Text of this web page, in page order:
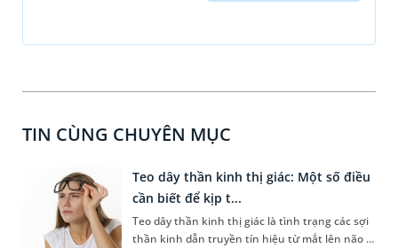
TIN CÙNG CHUYÊN MỤC
Teo dây thần kinh thị giác: Một số điều
cần biết để kịp t...
Teo dây thần kinh thị giác là tình trạng các sợi
thần kinh dẫn truyền tín hiệu từ mắt lên não bị